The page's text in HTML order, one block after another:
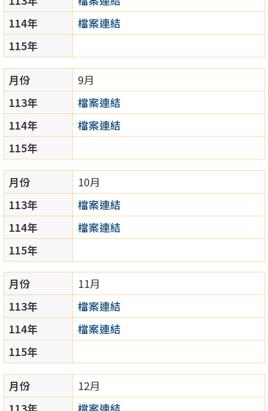
114年
檔案連結
115年
月份
9月
113年
檔案連結
114年
檔案連結
115年
月份
10月
113年
檔案連結
114年
檔案連結
115年
月份
11月
113年
檔案連結
114年
檔案連結
115年
月份
12月